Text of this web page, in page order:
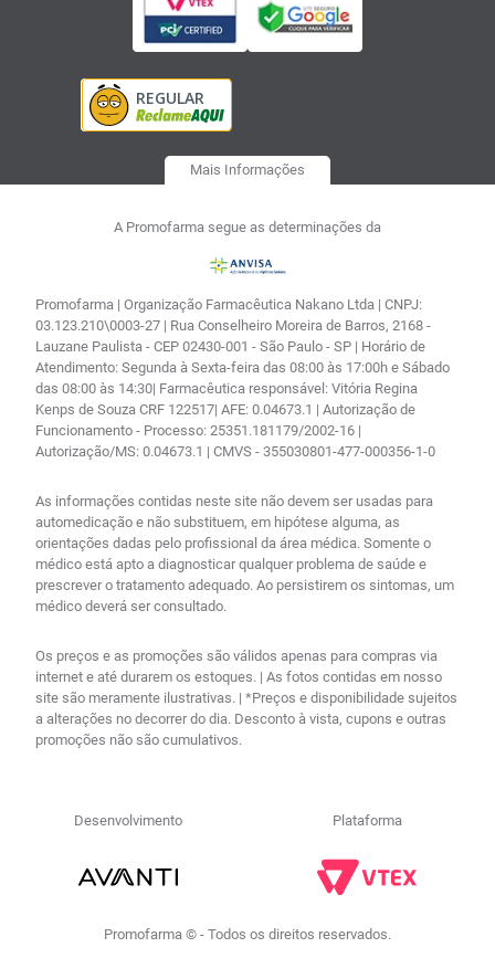
Mais Informações
A Promofarma segue as determinações da
Promofarma | Organização Farmacêutica Nakano Ltda | CNPJ:
03.123.210\0003-27 | Rua Conselheiro Moreira de Barros, 2168 -
Lauzane Paulista - CEP 02430-001 - São Paulo - SP | Horário de
Atendimento: Segunda à Sexta-feira das 08:00 às 17:00h e Sábado
das 08:00 às 14:30| Farmacêutica responsável: Vitória Regina
Kenps de Souza CRF 122517| AFE: 0.04673.1 | Autorização de
Funcionamento - Processo: 25351.181179/2002-16 |
Autorização/MS: 0.04673.1 | CMVS - 355030801-477-000356-1-0
As informações contidas neste site não devem ser usadas para
automedicação e não substituem, em hipótese alguma, as
orientações dadas pelo profissional da área médica. Somente o
médico está apto a diagnosticar qualquer problema de saúde e
prescrever o tratamento adequado. Ao persistirem os sintomas, um
médico deverá ser consultado.
Os preços e as promoções são válidos apenas para compras via
internet e até durarem os estoques. | As fotos contidas em nosso
site são meramente ilustrativas. | *Preços e disponibilidade sujeitos
a alterações no decorrer do dia. Desconto à vista, cupons e outras
promoções não são cumulativos.
Desenvolvimento Plataforma
Promofarma © - Todos os direitos reservados.